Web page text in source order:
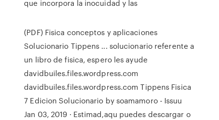
que incorpora la inocuidad y las
(PDF) Fisica conceptos y aplicaciones
Solucionario Tippens ... solucionario referente a
un libro de fisica, espero les ayude
davidbuiles.files.wordpress.com
davidbuiles.files.wordpress.com Tippens Fisica
7 Edicion Solucionario by soamamoro - Issuu
Jan 03, 2019 · Estimad,aqu puedes descargar o